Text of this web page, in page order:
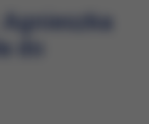
Agnieszka
do